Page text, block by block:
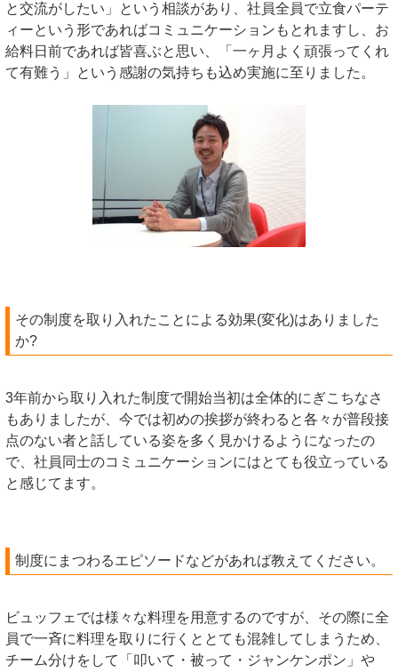
と交流がしたい」という相談があり、社員全員で立食パーテ
ィーという形であればコミュニケーションもとれますし、お
給料日前であれば皆喜ぶと思い、「一ヶ月よく頑張ってくれ
て有難う」という感謝の気持ちも込め実施に至りました。
その制度を取り入れたことによる効果(変化)はありました
か?
3年前から取り入れた制度で開始当初は全体的にぎこちなさ
もありましたが、今では初めの挨拶が終わると各々が普段接
点のない者と話している姿を多く見かけるようになったの
で、社員同士のコミュニケーションにはとても役立っている
と感じてます。
制度にまつわるエピソードなどがあれば教えてください。
ビュッフェでは様々な料理を用意するのですが、その際に全
員で一斉に料理を取りに行くととても混雑してしまうため、
チーム分けをして「叩いて・被って・ジャンケンポン」や